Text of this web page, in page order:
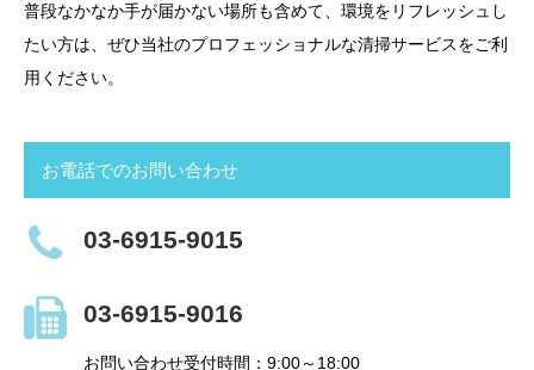
普段なかなか手が届かない場所も含めて、環境をリフレッシュし
たい方は、ぜひ当社のプロフェッショナルな清掃サービスをご利
用ください。
お電話でのお問い合わせ
03-6915-9015
03-6915-9016
お問い合わせ受付時間：9:00～18:00